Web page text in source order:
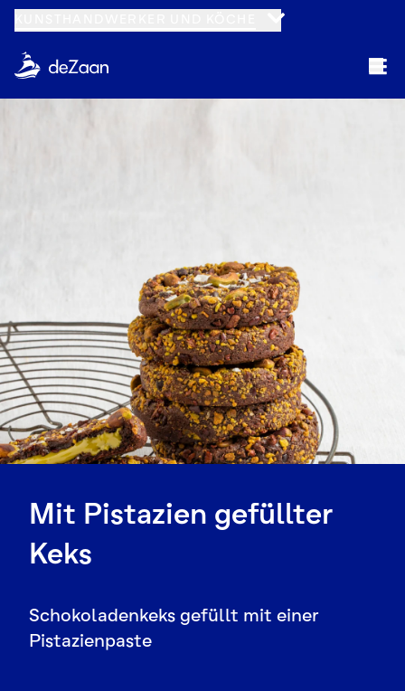
Mit Pistazien gefüllter
Keks
Schokoladenkeks gefüllt mit einer
Pistazienpaste